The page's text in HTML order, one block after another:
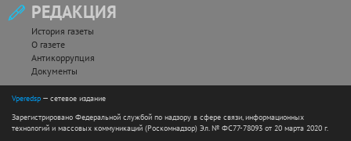
РЕДАКЦИЯ
История газеты
О газете
Антикоррупция
Документы
Vperedsp — сетевое издание
Зарегистрировано Федеральной службой по надзору в сфере связи, информационных
технологий и массовых коммуникаций (Роскомнадзор) Эл. № ФС77-78093 от 20 марта 2020 г.